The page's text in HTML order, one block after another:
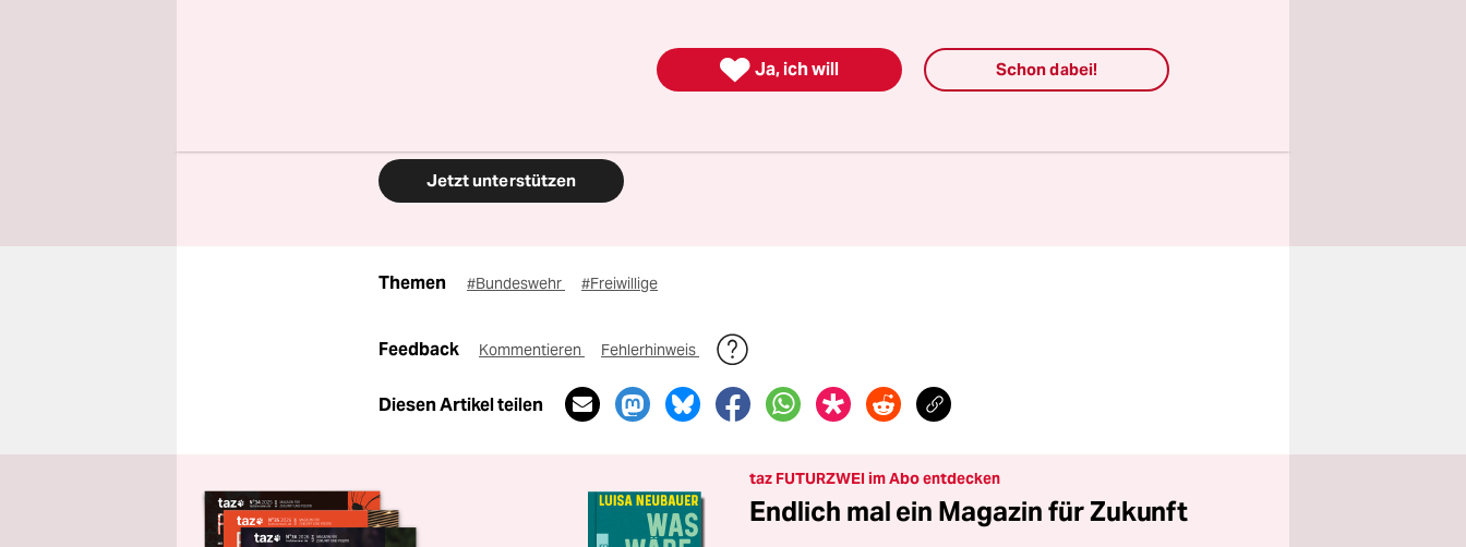
zugänglichen Journalismus – und zivilgesellschaftliches Engagement.
Finden Sie auch? Dann machen Sie mit und unterstützen Sie unsere
Jetzt unterstützen
Themen #Bundeswehr #Freiwillige
Feedback Kommentieren Fehlerhinweis
Diesen Artikel teilen
taz FUTURZWEI im Abo entdecken
Endlich mal ein Magazin für Zukunft
 Ja, ich will Schon dabei!